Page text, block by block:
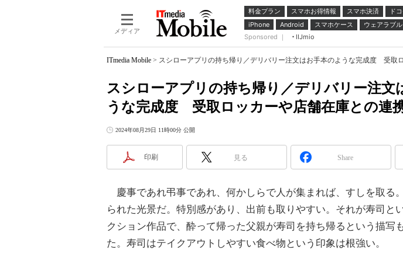
メディア
料金プラン スマホお得情報 スマホ決済 ド
iPhone
Android スマホケース ウェアラブル
Sponsored ｜
IIJmio
ITmedia Mobile > スシローアプリの持ち帰り／デリバリー注文はお手本のような完成度 受取
スシローアプリの持ち帰り／デリバリー注文
うな完成度 受取ロッカーや店舗在庫との連
2024年08月29日 11時00分 公開
印刷 見る Share
慶事であれ弔事であれ、何かしらで人が集まれば、すしを取る
られた光景だ。特別感があり、出前も取りやすい。それが寿司と
クション作品で、酔って帰った父親が寿司を持ち帰るという描写
た。寿司はテイクアウトしやすい食べ物という印象は根強い。